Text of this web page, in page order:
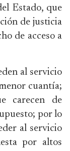
Estado, que
de justicia
de acceso a
al servicio
cuantía;
carecen de
por lo
al servicio
por altos